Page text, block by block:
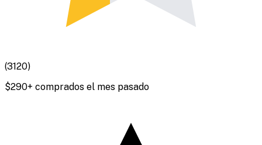
(3120)
$290+ comprados el mes pasado